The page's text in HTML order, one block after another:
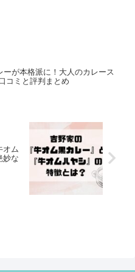
ーが本格派に！大人のカレース
コミと評判まとめ
オム
妙な